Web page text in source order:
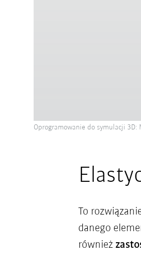
Oprogramowanie do symulacji 3D:
To
danego
również